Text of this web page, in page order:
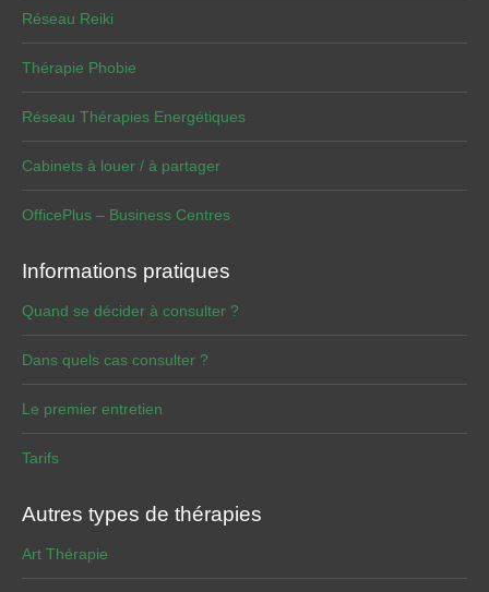
Réseau Reiki
Thérapie Phobie
Réseau Thérapies Energétiques
Cabinets à louer / à partager
OfficePlus – Business Centres
Informations pratiques
Quand se décider à consulter ?
Dans quels cas consulter ?
Le premier entretien
Tarifs
Autres types de thérapies
Art Thérapie